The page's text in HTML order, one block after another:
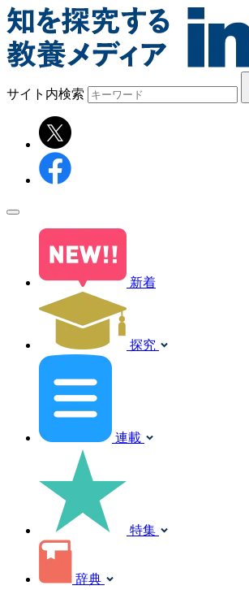
サイト内検索
新着
探究
連載
特集
辞典